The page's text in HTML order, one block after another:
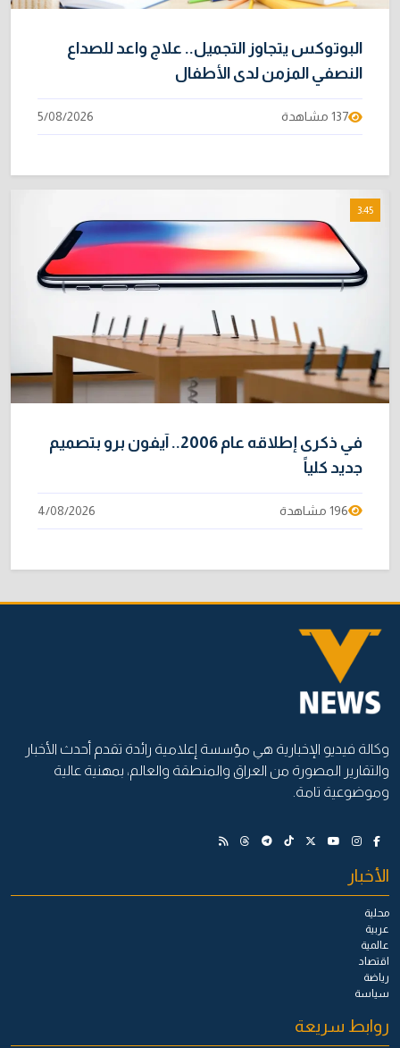
البوتوكس يتجاوز التجميل.. علاج واعد للصداع
النصفي المزمن لدى الأطفال
137 مشاهدة 5/08/2026
3:45
في ذكرى إطلاقه عام 2006.. آيفون برو بتصميم
جديد كلياً
196 مشاهدة 4/08/2026
وكالة فيديو الإخبارية هي مؤسسة إعلامية رائدة تقدم أحدث الأخبار
والتقارير المصورة من العراق والمنطقة والعالم، بمهنية عالية
وموضوعية تامة.
الأخبار
محلية
عربية
عالمية
اقتصاد
رياضة
سياسة
روابط سريعة